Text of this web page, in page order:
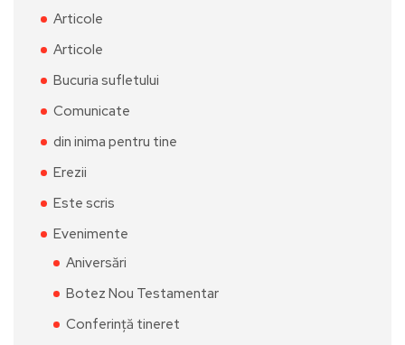
Articole
Articole
Bucuria sufletului
Comunicate
din inima pentru tine
Erezii
Este scris
Evenimente
Aniversări
Botez Nou Testamentar
Conferință tineret